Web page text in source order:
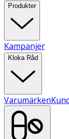
Produkter
Kampanjer
Kloka Råd
Varumärken